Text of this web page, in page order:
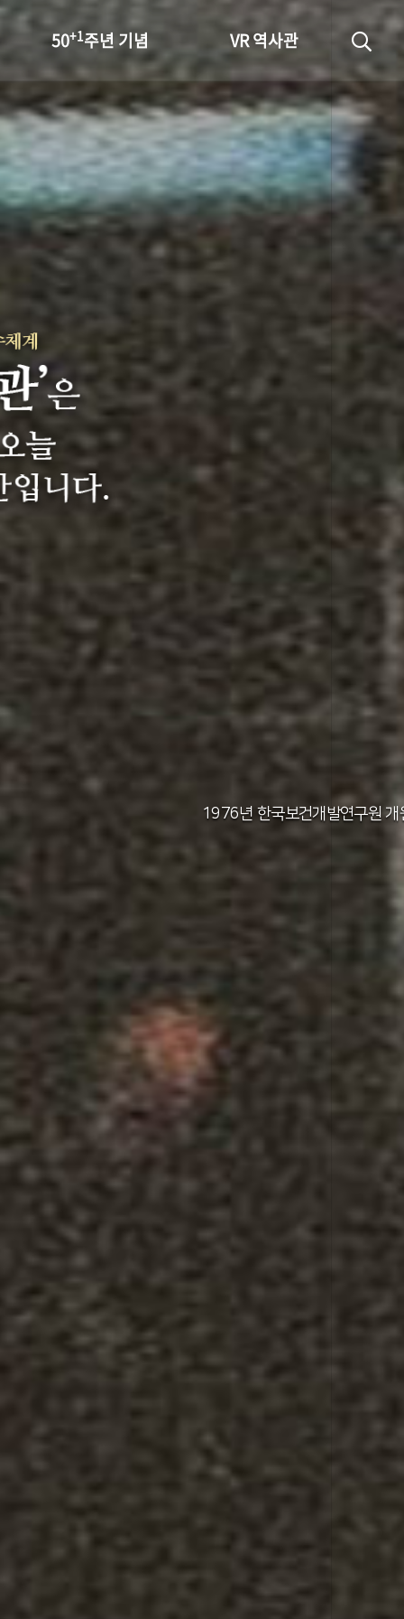
50+1주년 기념
성과 50선
숫자로 보는 50년
세계와 함께 한 KIHASA
VR 역사관
1971년 가족계획연구원
1976년 한국보건개발연구원 개
1982년 한국인구보건연구원 신청사 준
2012년 한국보건사회연구원 서울 청사
2011년 한국보건사회연구원 설립 40주년
2014년 한국보건사회연구원 세종 청사